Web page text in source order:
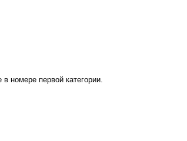
номере первой категории.